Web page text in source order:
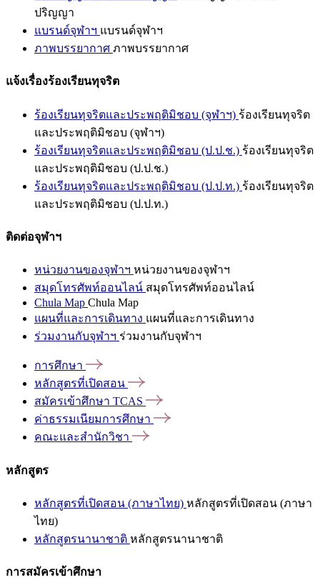
ปริญญา
แบรนด์จุฬาฯ แบรนด์จุฬาฯ
ภาพบรรยากาศ ภาพบรรยากาศ
แจ้งเรื่องร้องเรียนทุจริต
ร้องเรียนทุจริตและประพฤติมิชอบ (จุฬาฯ) ร้องเรียนทุจริต
และประพฤติมิชอบ (จุฬาฯ)
ร้องเรียนทุจริตและประพฤติมิชอบ (ป.ป.ช.) ร้องเรียนทุจริต
และประพฤติมิชอบ (ป.ป.ช.)
ร้องเรียนทุจริตและประพฤติมิชอบ (ป.ป.ท.) ร้องเรียนทุจริต
และประพฤติมิชอบ (ป.ป.ท.)
ติดต่อจุฬาฯ
หน่วยงานของจุฬาฯ หน่วยงานของจุฬาฯ
สมุดโทรศัพท์ออนไลน์ สมุดโทรศัพท์ออนไลน์
Chula Map Chula Map
แผนที่และการเดินทาง แผนที่และการเดินทาง
ร่วมงานกับจุฬาฯ ร่วมงานกับจุฬาฯ
การศึกษา
หลักสูตรที่เปิดสอน
สมัครเข้าศึกษา TCAS
ค่าธรรมเนียมการศึกษา
คณะและสำนักวิชา
หลักสูตร
หลักสูตรที่เปิดสอน (ภาษาไทย) หลักสูตรที่เปิดสอน (ภาษา
ไทย)
หลักสูตรนานาชาติ หลักสูตรนานาชาติ
การสมัครเข้าศึกษา